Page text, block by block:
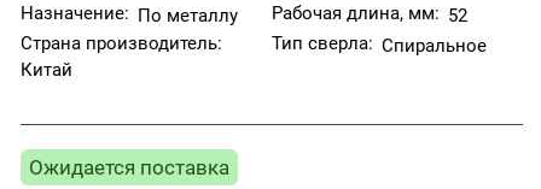
Назначение: По металлу Рабочая длина, мм: 52
Страна производитель:
Китай
Тип сверла: Спиральное
Ожидается поставка